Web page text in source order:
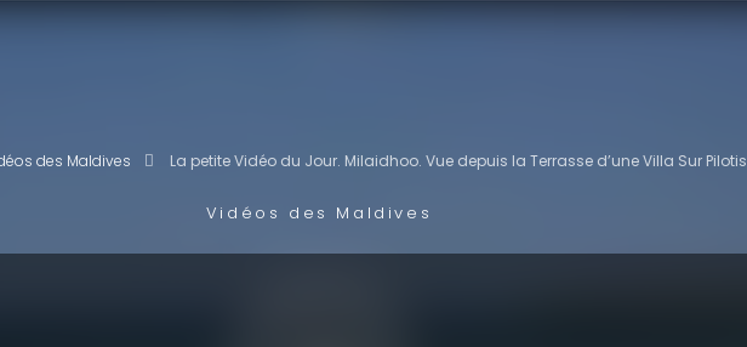
des Maldives La petite Vidéo du Jour. Milaidhoo. Vue depuis la Terrasse d’une Villa Sur Pilotis
Vidéos des Maldives